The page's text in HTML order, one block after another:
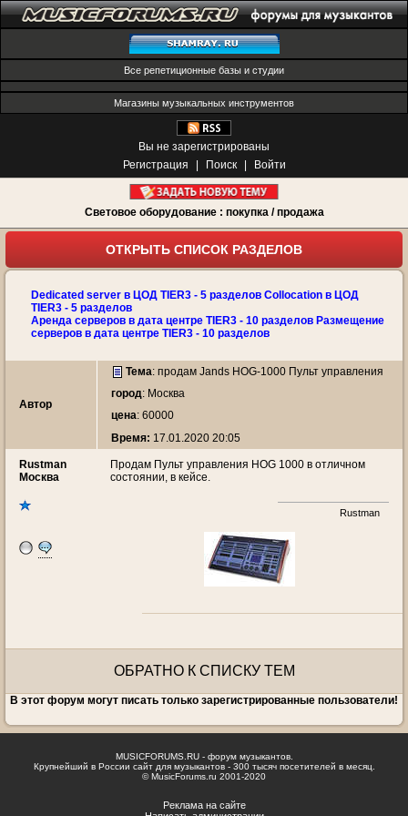
Все репетиционные базы и студии
Магазины музыкальных инструментов
Вы не зарегистрированы
Регистрация
Поиск Войти
Световое оборудование : покупка / продажа
ОТКРЫТЬ СПИСОК РАЗДЕЛОВ
Dedicated server в ЦОД TIER3 - 5 разделов Collocation в ЦОД
TIER3 - 5 разделов
Аренда серверов в дата центре TIER3 - 10 разделов Размещение
серверов в дата центре TIER3 - 10 разделов
Автор
Тема: продам Jands HOG-1000 Пульт управления
город: Москва
цена: 60000
Время: 17.01.2020 20:05
Rustman
Москва
Продам Пульт управления HOG 1000 в отличном
состоянии, в кейсе.
Rustman
ОБРАТНО К СПИСКУ ТЕМ
В этот форум могут писать только зарегистрированные пользователи!
MUSICFORUMS.RU - форум музыкантов.
Крупнейший в России сайт для музыкантов - 300 тысяч посетителей в месяц.
© MusicForums.ru 2001-2020
Реклама на сайте